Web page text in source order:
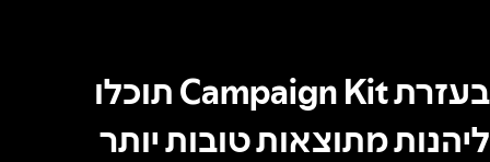
בעזרת Campaign Kit תוכלו
ליהנות מתוצאות טובות יותר